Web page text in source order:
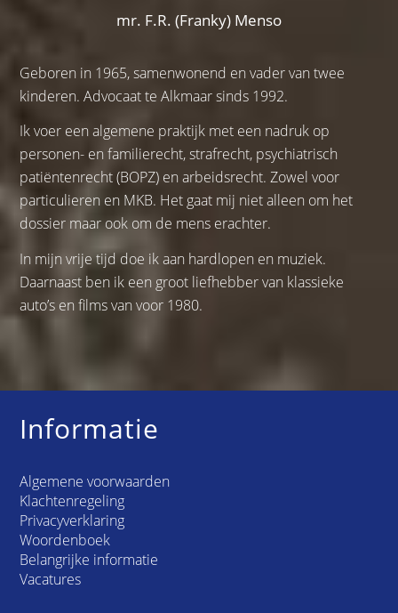
mr. F.R. (Franky) Menso
Geboren in 1965, samenwonend en vader van twee
kinderen. Advocaat te Alkmaar sinds 1992.
Ik voer een algemene praktijk met een nadruk op
personen- en familierecht, strafrecht, psychiatrisch
patiëntenrecht (BOPZ) en arbeidsrecht. Zowel voor
particulieren en MKB. Het gaat mij niet alleen om het
dossier maar ook om de mens erachter.
In mijn vrije tijd doe ik aan hardlopen en muziek.
Daarnaast ben ik een groot liefhebber van klassieke
auto’s en films van voor 1980.
Informatie
Algemene voorwaarden
Klachtenregeling
Privacyverklaring
Woordenboek
Belangrijke informatie
Vacatures